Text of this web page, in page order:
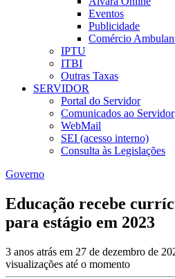
Eventos
Publicidade
Comércio
IPTU
ITBI
Outras Taxas
SERVIDOR
Portal do Servidor
Comunicados ao Servidor
WebMail
SEI (acesso interno)
Consulta às Legislações
Governo
Educação recebe
para estágio em 2023
3 anos atrás em 27 de dezembro de
visualizações até o momento